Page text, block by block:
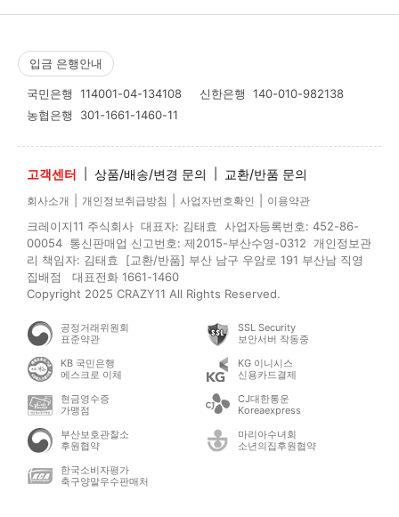
입금 은행안내
국민은행 114001-04-134108 신한은행 140-010-982138
농협은행 301-1661-1460-11
고객센터 상품/배송/변경 문의 교환/반품 문의
회사소개 개인정보취급방침 사업자번호확인 이용약관
크레이지11 주식회사 대표자: 김태효 사업자등록번호: 452-86-
00054 통신판매업 신고번호: 제2015-부산수영-0312 개인정보관
리 책임자: 김태효 [교환/반품] 부산 남구 우암로 191 부산남 직영
집배점 대표전화 1661-1460
Copyright 2025 CRAZY11 All Rights Reserved.
공정거래위원회
표준약관
SSL Security
보안서버 작동중
KB 국민은행
에스크로 이체
KG 이니시스
신용카드결제
현금영수증
가맹점
CJ대한통운
Koreaexpress
부산보호관찰소
후원협약
마리아수녀회
소년의집후원협약
한국소비자평가
축구양말우수판매처